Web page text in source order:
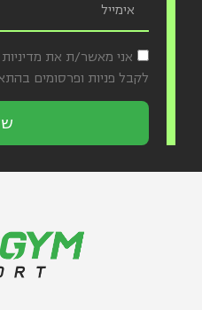
אני מאשר/ת את
לקבל פניות ופרסומים